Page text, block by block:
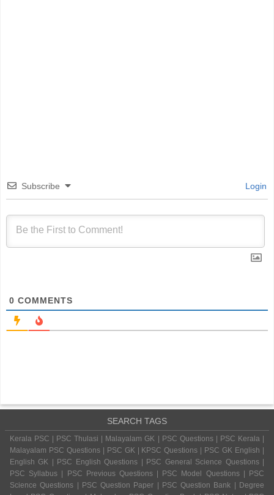
Subscribe Login
0 COMMENTS
SEARCH TAGS
Kerala PSC | PSC Thulasi | Malayalam GK | PSC Questions | PSC Kerala |
Malayalam PSC Questions | PSC GK | KPSC Questions | PSC GK English |
English GK | PSC English Questions | PSC General Science Questions |
PSC Syllabus | PSC Previous Questions | PSC Model Questions | PSC
Science Questions | PSC Question Paper | PSC Question Bank | Degree